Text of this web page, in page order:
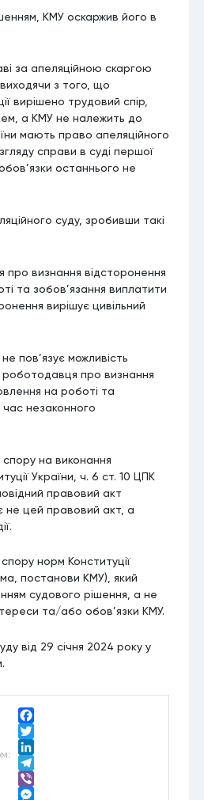
КМУ оскаржив його в
за апеляційною скаргою
з того, що
вирішено трудовий спір,
а КМУ не належить до
мають право апеляційного
справи в суді першої
останнього не
суду, зробивши такі
визнання відсторонення
та зобов’язання виплатити
вирішує цивільний
пов’язує можливість
роботодавця про визнання
на роботі та
час незаконного
на виконання
України, ч. 6 ст. 10 ЦПК
правовий акт
не цей правовий акт, а
норм Конституції
постанови КМУ), який
судового рішення, а не
та/або обов’язки КМУ.
від 29 січня 2024 року у
Facebook
Twitter
LinkedIn
Telegram
Viber